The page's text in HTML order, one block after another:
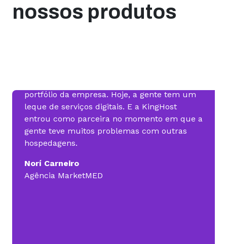
nossos produtos
portfólio da empresa. Hoje, a gente tem um
leque de serviços digitais. E a KingHost
entrou como parceira no momento em que a
gente teve muitos problemas com outras
hospedagens.
Norí Carneiro
Agência MarketMED